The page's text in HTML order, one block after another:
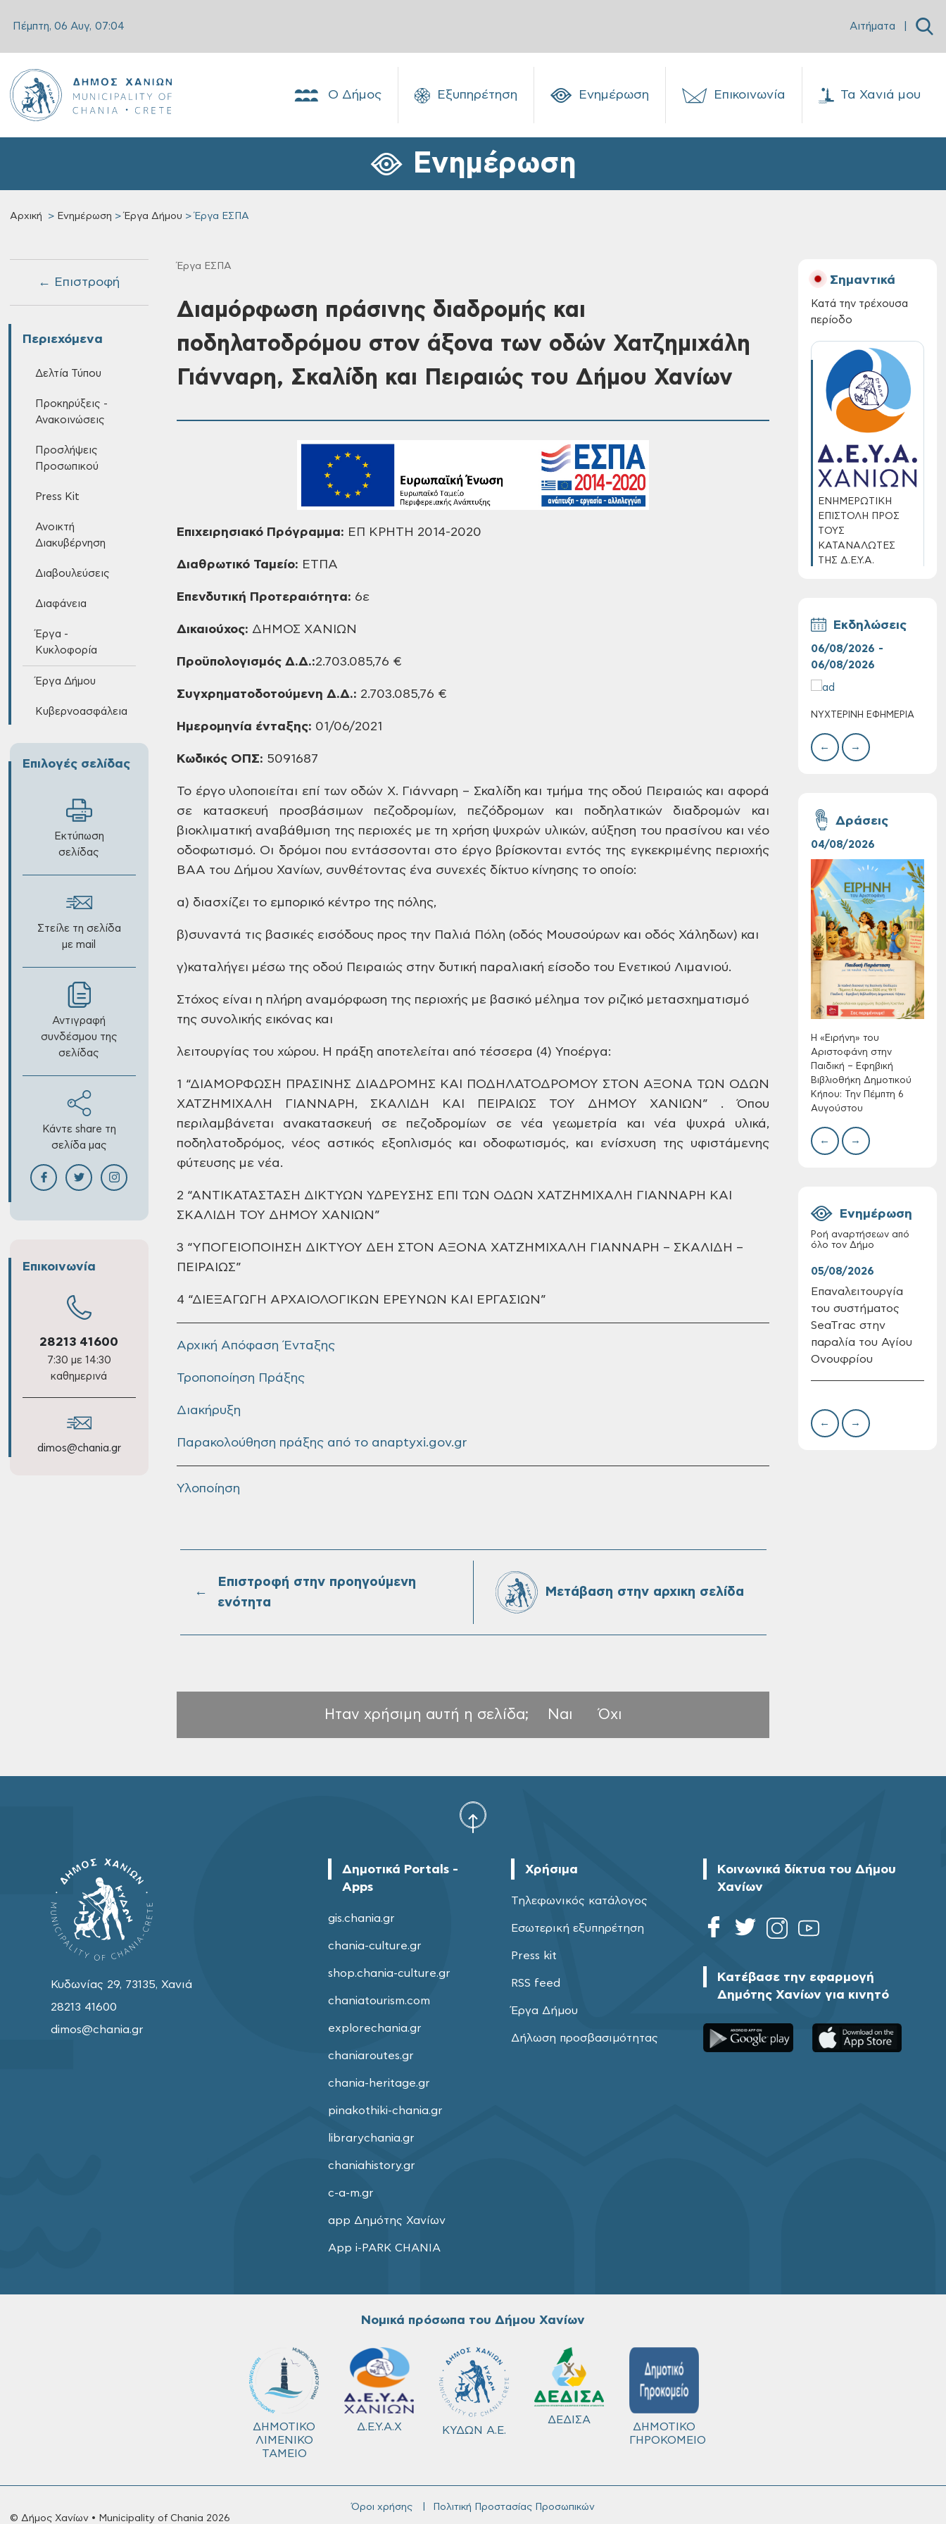
Πέμπτη, 06 Αυγ, 07:04 Αιτήματα
Ο Δήμος Εξυπηρέτηση Ενημέρωση Επικοινωνία Τα Χανιά μου
Ενημέρωση
Αρχική Ενημέρωση Έργα Δήμου Έργα ΕΣΠΑ
← Επιστροφή
Περιεχόμενα
Δελτία Τύπου
Προκηρύξεις -
Ανακοινώσεις
Προσλήψεις
Προσωπικού
Press Kit
Ανοικτή
Διακυβέρνηση
Διαβουλεύσεις
Διαφάνεια
Έργα -
Κυκλοφορία
Έργα Δήμου
Κυβερνοασφάλεια
Επιλογές σελίδας
Εκτύπωση
σελίδας
Στείλε τη σελίδα
με mail
Αντιγραφή
συνδέσμου της
σελίδας
Κάντε share τη
σελίδα μας
Επικοινωνία
28213 41600
7:30 με 14:30
καθημερινά
dimos@chania.gr
Έργα ΕΣΠΑ
Διαμόρφωση πράσινης διαδρομής και
ποδηλατοδρόμου στον άξονα των οδών Χατζημιχάλη
Γιάνναρη, Σκαλίδη και Πειραιώς του Δήμου Χανίων
Επιχειρησιακό Πρόγραμμα: ΕΠ ΚΡΗΤΗ 2014-2020
Διαθρωτικό Ταμείο: ΕΤΠΑ
Επενδυτική Προτεραιότητα: 6ε
Δικαιούχος: ΔΗΜΟΣ ΧΑΝΙΩΝ
Προϋπολογισμός Δ.Δ.:2.703.085,76 €
Συγχρηματοδοτούμενη Δ.Δ.: 2.703.085,76 €
Ημερομηνία ένταξης: 01/06/2021
Κωδικός ΟΠΣ: 5091687
Το έργο υλοποιείται επί των οδών Χ. Γιάνναρη – Σκαλίδη και τμήμα της οδού Πειραιώς και αφορά
σε κατασκευή προσβάσιμων πεζοδρομίων, πεζόδρομων και ποδηλατικών διαδρομών και
βιοκλιματική αναβάθμιση της περιοχές με τη χρήση ψυχρών υλικών, αύξηση του πρασίνου και νέο
οδοφωτισμό. Οι δρόμοι που εντάσσονται στο έργο βρίσκονται εντός της εγκεκριμένης περιοχής
ΒΑΑ του Δήμου Χανίων, συνθέτοντας ένα συνεχές δίκτυο κίνησης το οποίο:
α) διασχίζει το εμπορικό κέντρο της πόλης,
β)συναντά τις βασικές εισόδους προς την Παλιά Πόλη (οδός Μουσούρων και οδός Χάληδων) και
γ)καταλήγει μέσω της οδού Πειραιώς στην δυτική παραλιακή είσοδο του Ενετικού Λιμανιού.
Στόχος είναι η πλήρη αναμόρφωση της περιοχής με βασικό μέλημα τον ριζικό μετασχηματισμό
της συνολικής εικόνας και
λειτουργίας του χώρου. Η πράξη αποτελείται από τέσσερα (4) Υποέργα:
1 “ΔΙΑΜΟΡΦΩΣΗ ΠΡΑΣΙΝΗΣ ΔΙΑΔΡΟΜΗΣ ΚΑΙ ΠΟΔΗΛΑΤΟΔΡΟΜΟΥ ΣΤΟΝ ΑΞΟΝΑ ΤΩΝ ΟΔΩΝ
ΧΑΤΖΗΜΙΧΑΛΗ ΓΙΑΝΝΑΡΗ, ΣΚΑΛΙΔΗ ΚΑΙ ΠΕΙΡΑΙΩΣ ΤΟΥ ΔΗΜΟΥ ΧΑΝΙΩΝ” . Όπου
περιλαμβάνεται ανακατασκευή σε πεζοδρομίων σε νέα γεωμετρία και νέα ψυχρά υλικά,
ποδηλατοδρόμος, νέος αστικός εξοπλισμός και οδοφωτισμός, και ενίσχυση της υφιστάμενης
φύτευσης με νέα.
2 “ΑΝΤΙΚΑΤΑΣΤΑΣΗ ΔΙΚΤΥΩΝ ΥΔΡΕΥΣΗΣ ΕΠΙ ΤΩΝ ΟΔΩΝ ΧΑΤΖΗΜΙΧΑΛΗ ΓΙΑΝΝΑΡΗ ΚΑΙ
ΣΚΑΛΙΔΗ ΤΟΥ ΔΗΜΟΥ ΧΑΝΙΩΝ”
3 “ΥΠΟΓΕΙΟΠΟΙΗΣΗ ΔΙΚΤΥΟΥ ΔΕΗ ΣΤΟΝ ΑΞΟΝΑ ΧΑΤΖΗΜΙΧΑΛΗ ΓΙΑΝΝΑΡΗ – ΣΚΑΛΙΔΗ –
ΠΕΙΡΑΙΩΣ”
4 “ΔΙΕΞΑΓΩΓΗ ΑΡΧΑΙΟΛΟΓΙΚΩΝ ΕΡΕΥΝΩΝ ΚΑΙ ΕΡΓΑΣΙΩΝ”
Αρχική Απόφαση Ένταξης
Τροποποίηση Πράξης
Διακήρυξη
Παρακολούθηση πράξης από το anaptyxi.gov.gr
Υλοποίηση
Σημαντικά
Κατά την τρέχουσα
περίοδο
ΕΝΗΜΕΡΩΤΙΚΗ
ΕΠΙΣΤΟΛΗ ΠΡΟΣ
ΤΟΥΣ
ΚΑΤΑΝΑΛΩΤΕΣ
ΤΗΣ Δ.Ε.Υ.Α.
Επαναλειτουργία
SeaTrac στην
παραλία του Αγίου
Ονουφρίου
Η «Ειρήνη» του
Αριστοφάνη στην
Παιδική – Εφηβική
Βιβλιοθήκη
Δημοτικού Κήπου:
Την Πέμπτη 6
Αυγούστου
Διακοπή νερού στην
Πλαστήρα της Δ.Κ.
Τσικαλαριών
Πίνακες Κατάταξης
& Βαθμολογίας,
Πίνακες
προσληπτέων και
Ονομαστικοί πίνακες
Εκδηλώσεις
06/08/2026 -
06/08/2026
ΝΥΧΤΕΡΙΝΗ ΕΦΗΜΕΡΙΑ
← →
Δράσεις
04/08/2026
Η «Ειρήνη» του
Αριστοφάνη στην
Παιδική – Εφηβική
Βιβλιοθήκη Δημοτικού
Κήπου: Την Πέμπτη 6
Αυγούστου
με
← →
Ενημέρωση
Ροή αναρτήσεων από
όλο τον Δήμο
05/08/2026
Επαναλειτουργία
του συστήματος
SeaTrac στην
παραλία του Αγίου
Ονουφρίου
← →
←
Επιστροφή στην προηγούμενη
ενότητα
Μετάβαση στην αρχικη σελίδα
Ηταν χρήσιμη αυτή η σελίδα; Ναι Όχι
Κυδωνίας 29, 73135, Χανιά
28213 41600
dimos@chania.gr
Δημοτικά Portals -
Apps
gis.chania.gr
chania-culture.gr
shop.chania-culture.gr
chaniatourism.com
explorechania.gr
chaniaroutes.gr
chania-heritage.gr
pinakothiki-chania.gr
librarychania.gr
chaniahistory.gr
c-a-m.gr
app Δημότης Χανίων
App i-PARK CHANIA
Χρήσιμα
Τηλεφωνικός κατάλογος
Εσωτερική εξυπηρέτηση
Press kit
RSS feed
Έργα Δήμου
Δήλωση προσβασιμότητας
Κοινωνικά δίκτυα του Δήμου
Χανίων
Κατέβασε την εφαρμογή
Δημότης Χανίων για κινητό
Νομικά πρόσωπα του Δήμου Χανίων
ΔΗΜΟΤΙΚΟ
ΛΙΜΕΝΙΚΟ
ΤΑΜΕΙΟ
Δ.Ε.Υ.Α.Χ ΚΥΔΩΝ Α.Ε.
ΔΕΔΙΣΑ
ΔΗΜΟΤΙΚΟ
ΓΗΡΟΚΟΜΕΙΟ
© Δήμος Χανίων • Municipality of Chania 2026
Όροι χρήσης Πολιτική Προστασίας Προσωπικών